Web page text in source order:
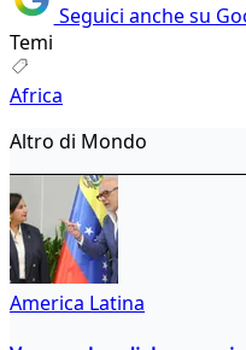
Seguici anche su
Temi
Africa
Altro di Mondo
America Latina